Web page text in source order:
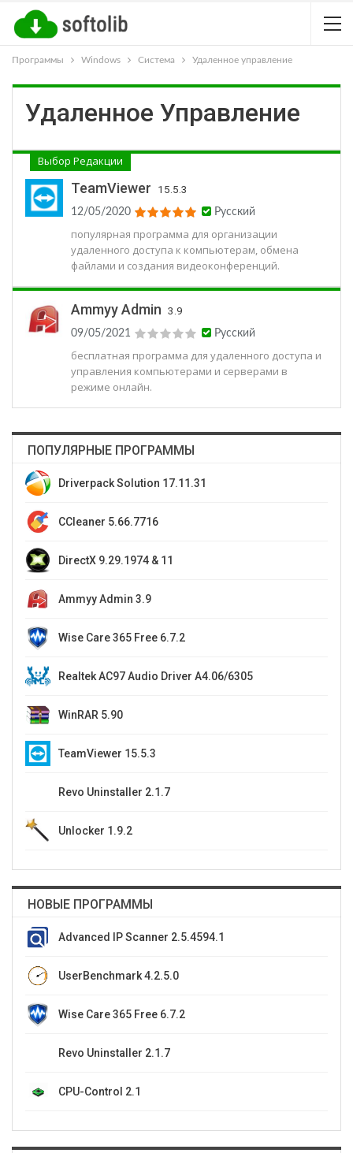
Программы Windows Система Удаленное управление
Удаленное Управление
Выбор Редакции
TeamViewer 15.5.3
12/05/2020 Русский
популярная программа для организации
удаленного доступа к компьютерам, обмена
файлами и создания видеоконференций.
Ammyy Admin 3.9
09/05/2021 Русский
бесплатная программа для удаленного доступа и
управления компьютерами и серверами в
режиме онлайн.
ПОПУЛЯРНЫЕ ПРОГРАММЫ
Driverpack Solution 17.11.31
CCleaner 5.66.7716
DirectX 9.29.1974 & 11
Ammyy Admin 3.9
Wise Care 365 Free 6.7.2
Realtek AC97 Audio Driver A4.06/6305
WinRAR 5.90
TeamViewer 15.5.3
Revo Uninstaller 2.1.7
Unlocker 1.9.2
НОВЫЕ ПРОГРАММЫ
Advanced IP Scanner 2.5.4594.1
UserBenchmark 4.2.5.0
Wise Care 365 Free 6.7.2
Revo Uninstaller 2.1.7
CPU-Control 2.1